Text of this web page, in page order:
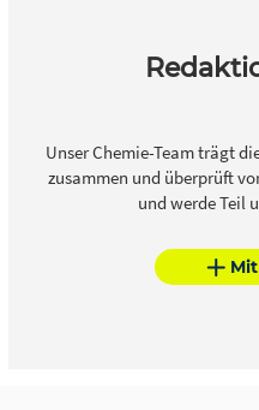
Unser Chemie-Team trägt
zusammen und überprüft
und werde Teil